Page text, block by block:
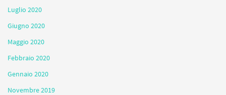
Luglio 2020
Giugno 2020
Maggio 2020
Febbraio 2020
Gennaio 2020
Novembre 2019